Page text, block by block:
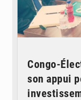
Congo-
son appui